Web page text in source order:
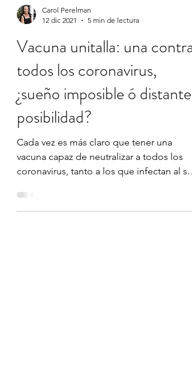
12 dic 2021
5 min de lectura
Vacuna unitalla: una contra
todos los coronavirus,
¿sueño imposible ó distante
posibilidad?
Cada vez es más claro que tener una
coronavirus, tanto a los que infectan al ser
humano, como a...